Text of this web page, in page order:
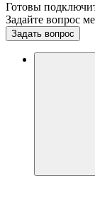
Готовы
Задайте вопрос
Задать вопрос